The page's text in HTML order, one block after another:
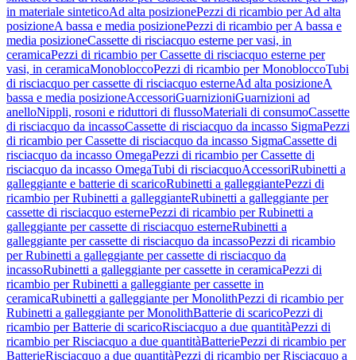
in materiale sinteticoAd alta posizionePezzi di ricambio per Ad alta
posizioneA bassa e media posizionePezzi di ricambio per A bassa e
media posizioneCassette di risciacquo esterne per vasi, in
ceramicaPezzi di ricambio per Cassette di risciacquo esterne per
vasi, in ceramicaMonobloccoPezzi di ricambio per MonobloccoTubi
di risciacquo per cassette di risciacquo esterneAd alta posizioneA
bassa e media posizioneAccessoriGuarnizioniGuarnizioni ad
anelloNippli, rosoni e riduttori di flussoMateriali di consumoCassette
di risciacquo da incassoCassette di risciacquo da incasso SigmaPezzi
di ricambio per Cassette di risciacquo da incasso SigmaCassette di
risciacquo da incasso OmegaPezzi di ricambio per Cassette di
risciacquo da incasso OmegaTubi di risciacquoAccessoriRubinetti a
galleggiante e batterie di scaricoRubinetti a galleggiantePezzi di
ricambio per Rubinetti a galleggianteRubinetti a galleggiante per
cassette di risciacquo esternePezzi di ricambio per Rubinetti a
galleggiante per cassette di risciacquo esterneRubinetti a
galleggiante per cassette di risciacquo da incassoPezzi di ricambio
per Rubinetti a galleggiante per cassette di risciacquo da
incassoRubinetti a galleggiante per cassette in ceramicaPezzi di
ricambio per Rubinetti a galleggiante per cassette in
ceramicaRubinetti a galleggiante per MonolithPezzi di ricambio per
Rubinetti a galleggiante per MonolithBatterie di scaricoPezzi di
ricambio per Batterie di scaricoRisciacquo a due quantitàPezzi di
ricambio per Risciacquo a due quantitàBatteriePezzi di ricambio per
BatterieRisciacquo a due quantitàPezzi di ricambio per Risciacquo a